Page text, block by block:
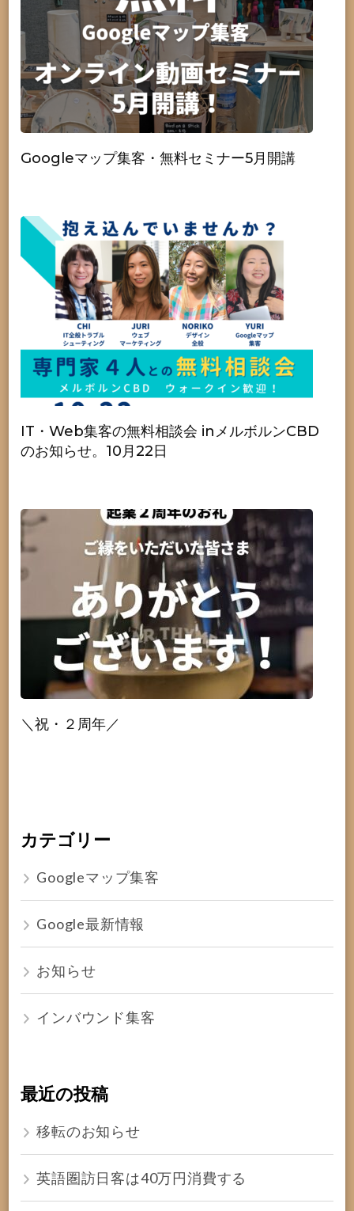
Googleマップ集客・無料セミナー5月開講
IT・Web集客の無料相談会 inメルボルンCBD
のお知らせ。10月22日
＼祝・２周年／
カテゴリー
Googleマップ集客
Google最新情報
お知らせ
インバウンド集客
最近の投稿
移転のお知らせ
英語圏訪日客は40万円消費する